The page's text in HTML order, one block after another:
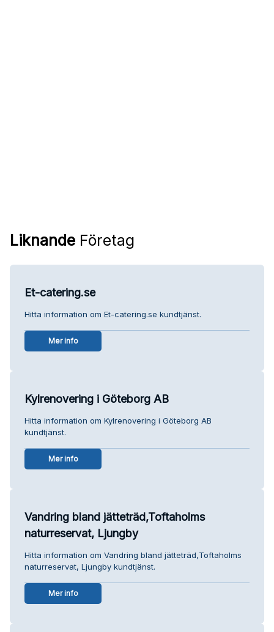
Liknande Företag
Et-catering.se
Hitta information om Et-catering.se kundtjänst.
Mer info
Kylrenovering i Göteborg AB
Hitta information om Kylrenovering i Göteborg AB
kundtjänst.
Mer info
Vandring bland jätteträd,Toftaholms
naturreservat, Ljungby
Hitta information om Vandring bland jätteträd,Toftaholms
naturreservat, Ljungby kundtjänst.
Mer info